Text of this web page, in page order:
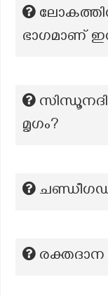
ഭാഗമാണ്
മൃഗം?
ചണ്ഡീഗഡ്
രക്തദാന